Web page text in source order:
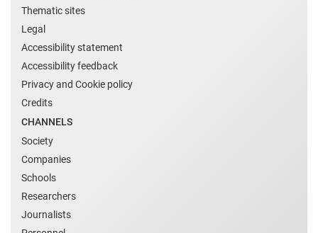
Thematic sites
Legal
Accessibility statement
Accessibility feedback
Privacy and Cookie policy
Credits
CHANNELS
Society
Companies
Schools
Researchers
Journalists